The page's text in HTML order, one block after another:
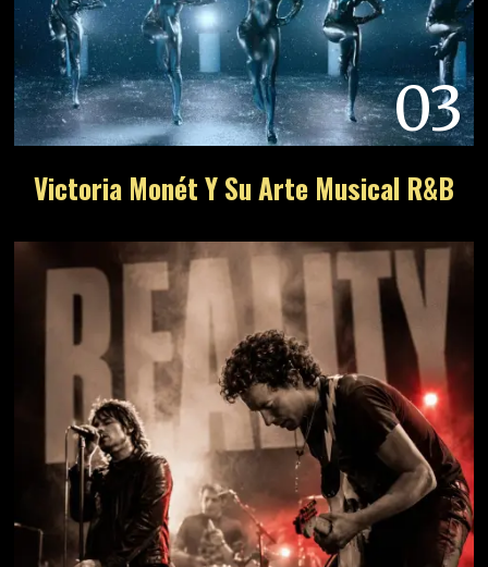
03
Victoria Monét Y Su Arte Musical R&B